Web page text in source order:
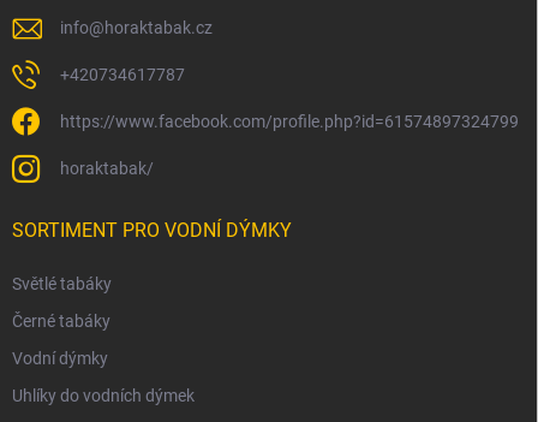
info@horaktabak.cz
+420734617787
https://www.facebook.com/profile.php?id=61574897324799
horaktabak/
SORTIMENT PRO VODNÍ DÝMKY
Světlé tabáky
Černé tabáky
Vodní dýmky
Uhlíky do vodních dýmek